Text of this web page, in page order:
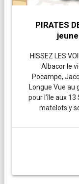
PIRATES
HISSEZ LES
Albacor le
Pocampe,
Longue Vue au
pour l’île aux
matelots y